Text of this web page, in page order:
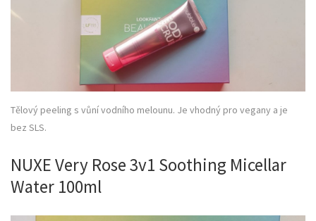
Tělový peeling s vůní vodního melounu. Je vhodný pro vegany a je
bez SLS.
NUXE Very Rose 3v1 Soothing Micellar
Water 100ml